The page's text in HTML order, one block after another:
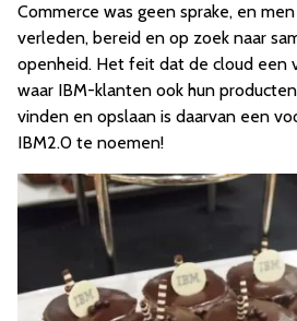
Commerce was geen sprake, en
verleden, bereid en op zoek naar
openheid. Het feit dat de cloud een
waar IBM-klanten ook hun
vinden en opslaan is daarvan een
IBM2.0 te noemen!